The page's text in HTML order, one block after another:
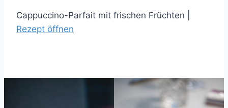
Cappuccino-Parfait mit frischen Früchten |
Rezept öffnen